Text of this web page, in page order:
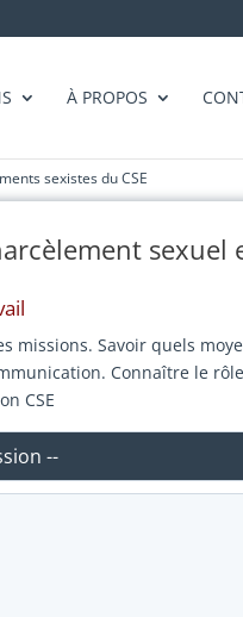
À PROPOS
sexistes du CSE
sexuel
missions. Savoir quels
Connaître le
CSE